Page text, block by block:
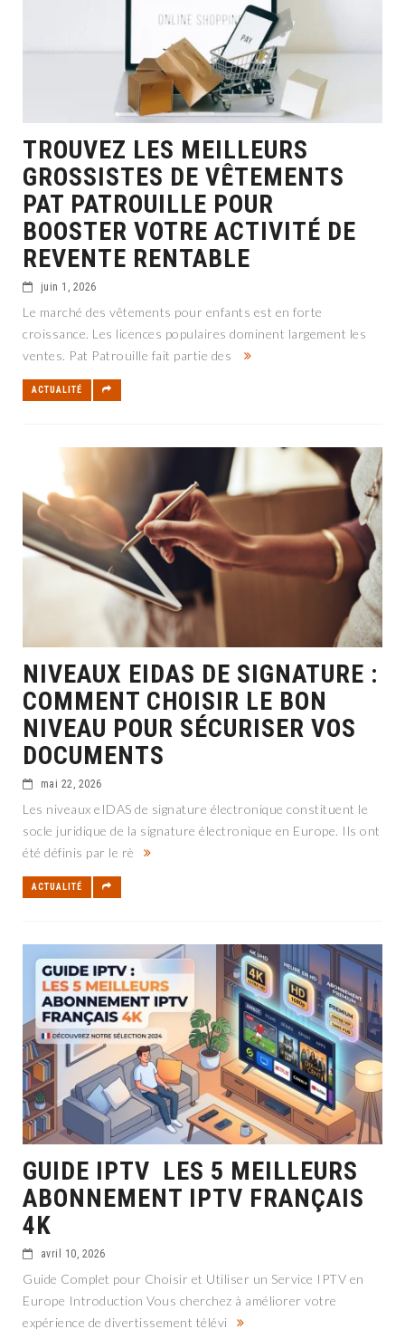
TROUVEZ LES MEILLEURS
GROSSISTES DE VÊTEMENTS
PAT PATROUILLE POUR
BOOSTER VOTRE ACTIVITÉ DE
REVENTE RENTABLE
juin 1, 2026
Le marché des vêtements pour enfants est en forte
croissance. Les licences populaires dominent largement les
ventes. Pat Patrouille fait partie des
ACTUALITÉ
NIVEAUX EIDAS DE SIGNATURE :
COMMENT CHOISIR LE BON
NIVEAU POUR SÉCURISER VOS
DOCUMENTS
mai 22, 2026
Les niveaux eIDAS de signature électronique constituent le
socle juridique de la signature électronique en Europe. Ils ont
été définis par le rè
ACTUALITÉ
GUIDE IPTV LES 5 MEILLEURS
ABONNEMENT IPTV FRANÇAIS
4K
avril 10, 2026
Guide Complet pour Choisir et Utiliser un Service IPTV en
Europe Introduction Vous cherchez à améliorer votre
expérience de divertissement télévi